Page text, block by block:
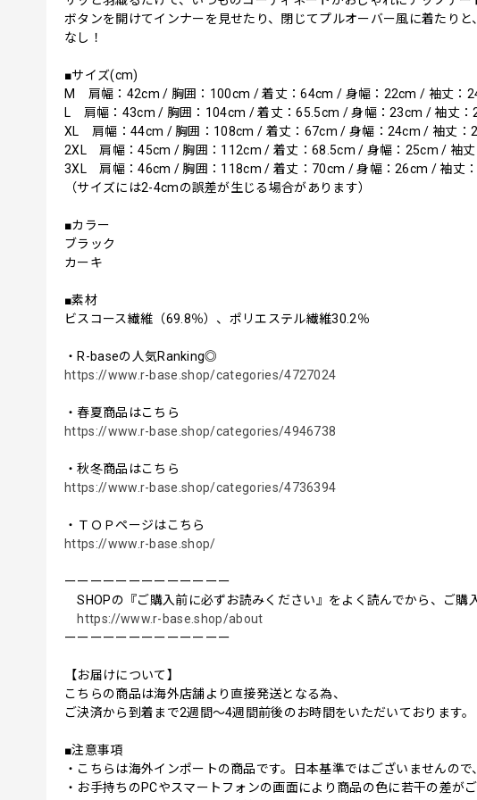
ボタンを開けてインナーを見せたり、閉じてプルオーバー風に着たり
なし！
■サイズ(cm)
M 肩幅：42cm / 胸囲：100cm / 着丈：64cm / 身幅：22cm / 袖丈：
L 肩幅：43cm / 胸囲：104cm / 着丈：65.5cm / 身幅：23cm / 袖丈
XL 肩幅：44cm / 胸囲：108cm / 着丈：67cm / 身幅：24cm / 袖丈：
2XL 肩幅：45cm / 胸囲：112cm / 着丈：68.5cm / 身幅：25cm / 袖
3XL 肩幅：46cm / 胸囲：118cm / 着丈：70cm / 身幅：26cm / 袖丈
（サイズには2-4cmの誤差が生じる場合があります）
■カラー
ブラック
カーキ
■素材
ビスコース繊維（69.8％）、ポリエステル繊維30.2％
・R-baseの人気Ranking◎
https://www.r-base.shop/categories/4727024
・春夏商品はこちら
https://www.r-base.shop/categories/4946738
・秋冬商品はこちら
https://www.r-base.shop/categories/4736394
・ＴＯＰページはこちら
https://www.r-base.shop/
ーーーーーーーーーーーーー
SHOPの『ご購入前に必ずお読みください』をよく読んでから、ご購
https://www.r-base.shop/about
ーーーーーーーーーーーーー
【お届けについて】
こちらの商品は海外店舗より直接発送となる為、
ご決済から到着まで2週間〜4週間前後のお時間をいただいております。
■注意事項
・こちらは海外インポートの商品です。日本基準ではございませんので
・お手持ちのPCやスマートフォンの画面により商品の色に若干の差がご